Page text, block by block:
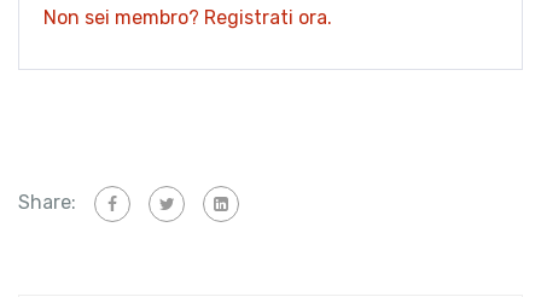
Non sei membro? Registrati ora.
Share: